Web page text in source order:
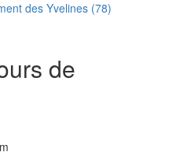
des Yvelines (78)
de